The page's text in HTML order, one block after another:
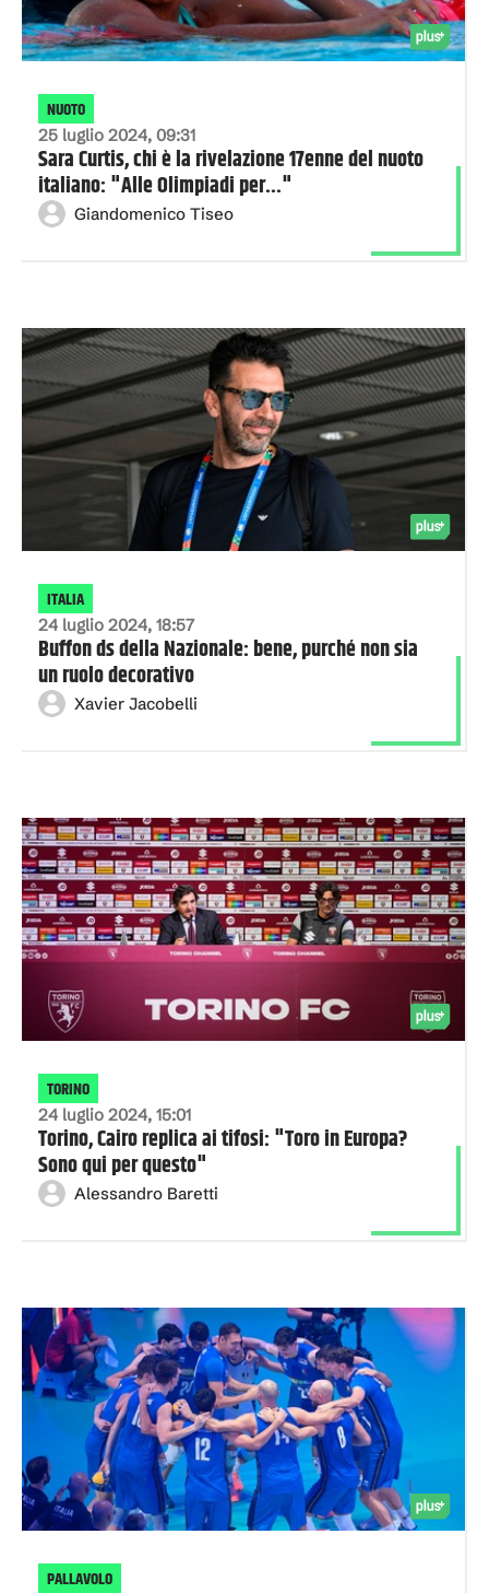
25 luglio 2024, 09:31
NUOTO
Sara Curtis, chi è la rivelazione 17enne del nuoto
italiano: "Alle Olimpiadi per..."
Giandomenico Tiseo
24 luglio 2024, 18:57
ITALIA
Buffon ds della Nazionale: bene, purché non sia
un ruolo decorativo
Xavier Jacobelli
24 luglio 2024, 15:01
TORINO
Torino, Cairo replica ai tifosi: "Toro in Europa?
Sono qui per questo"
Alessandro Baretti
PALLAVOLO